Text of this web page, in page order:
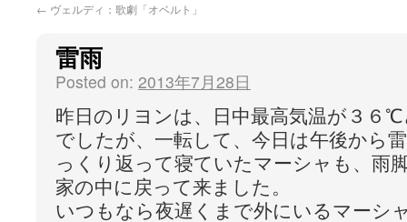
← ヴェルディ：歌劇「オベルト」
雷雨
Posted on: 2013年7月28日
昨日のリヨンは、日中最高気温が３６
でしたが、一転して、今日は午後から
っくり返って寝ていたマーシャも、雨
家の中に戻って来ました。
いつもなら夜遅くまで外にいるマーシ